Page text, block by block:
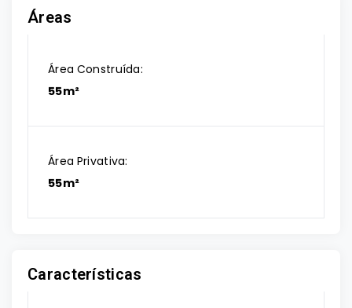
Áreas
Área Construída:
55m²
Área Privativa:
55m²
Características